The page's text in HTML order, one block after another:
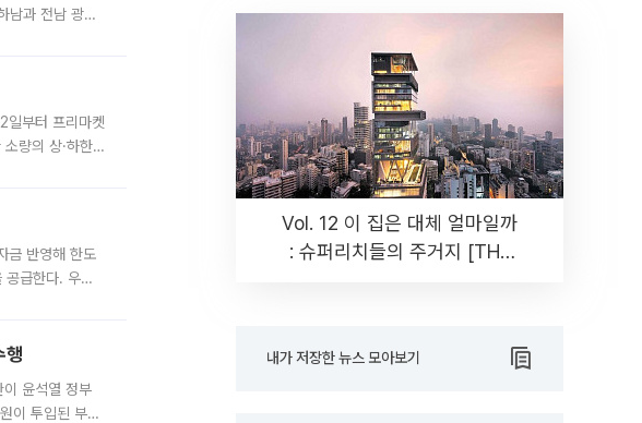
남과 전남 광양
일부터 프리마켓
량의 상·하한
금 반영해 한도
급한다. 우리
행
윤석열 정부
이 투입된 부산
Vol. 12 이 집은 대체 얼마일까
: 슈퍼리치들의 주거지 [THE
내가 저장한 뉴스 모아보기